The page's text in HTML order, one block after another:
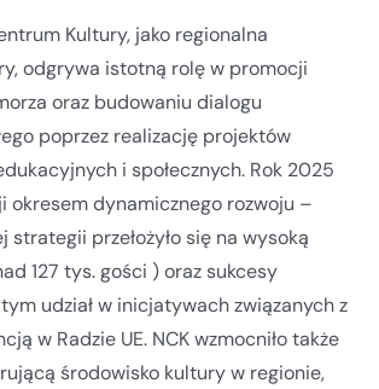
Kultury, jako regionalna
odgrywa istotną rolę w promocji
oraz budowaniu dialogu
poprzez realizację projektów
i społecznych. Rok 2025
okresem dynamicznego rozwoju –
strategii przełożyło się na wysoką
127 tys. gości ) oraz sukcesy
udział w inicjatywach związanych z
w Radzie UE. NCK wzmocniło także
środowisko kultury w regionie,